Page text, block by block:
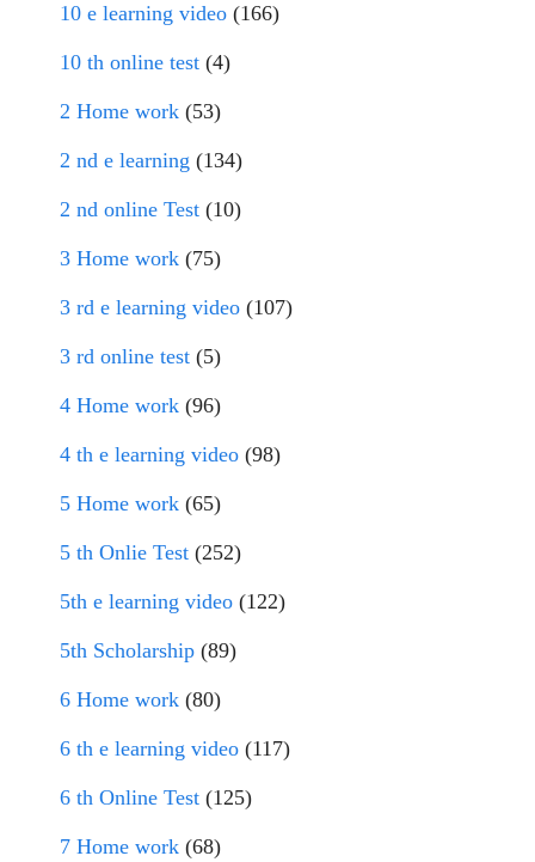
10 e learning video (166)
10 th online test (4)
2 Home work (53)
2 nd e learning (134)
2 nd online Test (10)
3 Home work (75)
3 rd e learning video (107)
3 rd online test (5)
4 Home work (96)
4 th e learning video (98)
5 Home work (65)
5 th Onlie Test (252)
5th e learning video (122)
5th Scholarship (89)
6 Home work (80)
6 th e learning video (117)
6 th Online Test (125)
7 Home work (68)